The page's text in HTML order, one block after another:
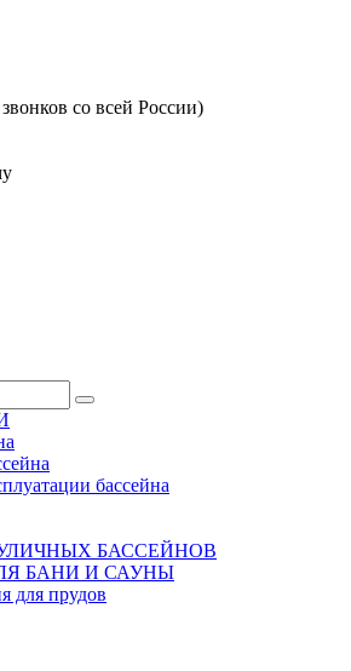
со всей России)
бассейна
БАССЕЙНОВ
БАНИ И САУНЫ
для прудов